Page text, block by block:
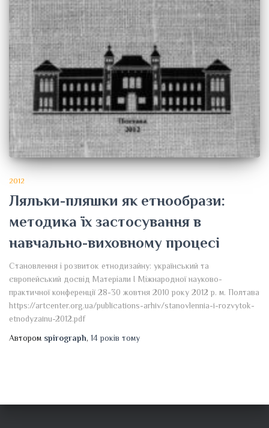
2012
Ляльки-пляшки як етнообрази:
методика їх застосування в
навчально-виховному процесі
Становлення і розвиток етнодизайну: український та
європейський досвід Матеріали І Міжнародної науково-
практичної конференції 28-30 жовтня 2010 року 2012 р. м. Полтава
https://artcenter.org.ua/publications-arhiv/stanovlennia-i-rozvytok-
etnodyzainu-2012.pdf
Автором spirograph, 14 років тому